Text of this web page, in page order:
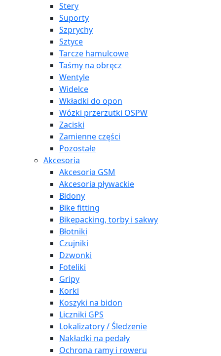
Stery
Suporty
Szprychy
Sztyce
Tarcze hamulcowe
Taśmy na obręcz
Wentyle
Widelce
Wkładki do opon
Wózki przerzutki OSPW
Zaciski
Zamienne części
Pozostałe
Akcesoria
Akcesoria GSM
Akcesoria pływackie
Bidony
Bike fitting
Bikepacking, torby i sakwy
Błotniki
Czujniki
Dzwonki
Foteliki
Gripy
Korki
Koszyki na bidon
Liczniki GPS
Lokalizatory / Śledzenie
Nakładki na pedały
Ochrona ramy i roweru